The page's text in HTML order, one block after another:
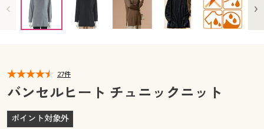
カタログ無料プレゼント
マイページ
閲覧履歴
会員メニュー
閲覧履歴 27件
バンセルヒート チュニックニット
ポイント対象外